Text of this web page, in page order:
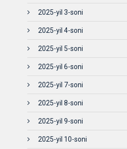
2025-yil 3-soni
2025-yil 4-soni
2025-yil 5-soni
2025-yil 6-soni
2025-yil 7-soni
2025-yil 8-soni
2025-yil 9-soni
2025-yil 10-soni